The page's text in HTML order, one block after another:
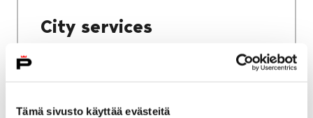
Tämä sivusto käyttää evästeitä
City services